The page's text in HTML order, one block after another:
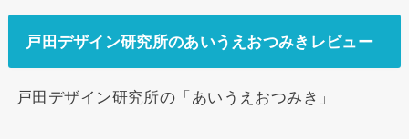
戸田デザイン研究所のあいうえおつみきレビュー
戸田デザイン研究所の「あいうえおつみき」